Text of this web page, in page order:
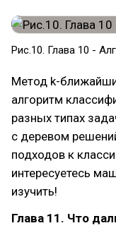
Рис.10. Глава 10 -
Метод k-
алгоритм
разных типах
с деревом
подходов к
интересуетесь
изучить!
Глава 11. Что